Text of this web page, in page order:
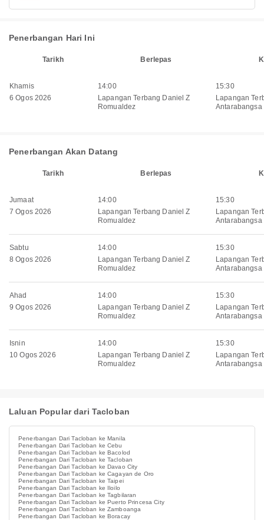
Penerbangan Hari Ini
Tarikh Berlepas
Khamis
6 Ogos 2026
14:00
Lapangan Terbang Daniel Z
Romualdez
15:30
Lapangan
Penerbangan Akan Datang
Tarikh Berlepas
Jumaat
7 Ogos 2026
14:00
Lapangan Terbang Daniel Z
Romualdez
15:30
Lapangan
Sabtu
8 Ogos 2026
14:00
Lapangan Terbang Daniel Z
Romualdez
15:30
Lapangan
Ahad
9 Ogos 2026
14:00
Lapangan Terbang Daniel Z
Romualdez
15:30
Lapangan
Isnin
10 Ogos 2026
14:00
Lapangan Terbang Daniel Z
Romualdez
15:30
Lapangan
Laluan Popular dari Tacloban
Penerbangan Dari Tacloban ke Manila
Penerbangan Dari Tacloban ke Cebu
Penerbangan Dari Tacloban ke Bacolod
Penerbangan Dari Tacloban ke Tacloban
Penerbangan Dari Tacloban ke Davao City
Penerbangan Dari Tacloban ke Cagayan de Oro
Penerbangan Dari Tacloban ke Taipei
Penerbangan Dari Tacloban ke Iloilo
Penerbangan Dari Tacloban ke Tagbilaran
Penerbangan Dari Tacloban ke Puerto Princesa City
Penerbangan Dari Tacloban ke Zamboanga
Penerbangan Dari Tacloban ke Boracay